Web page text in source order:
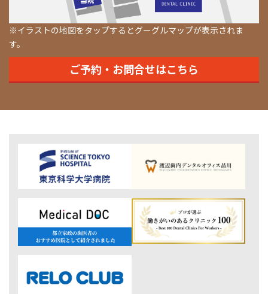
※イラストの地図をタップするとグーグルマップが表示されま
す。
ご予約・お問合せはこちら